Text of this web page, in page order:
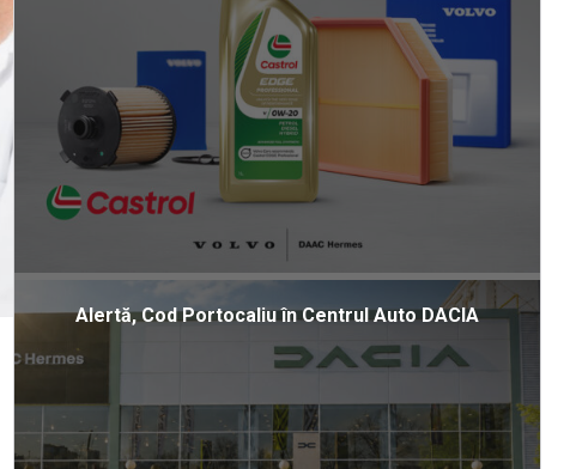
Alertă, Cod Portocaliu în Centrul Auto DACIA